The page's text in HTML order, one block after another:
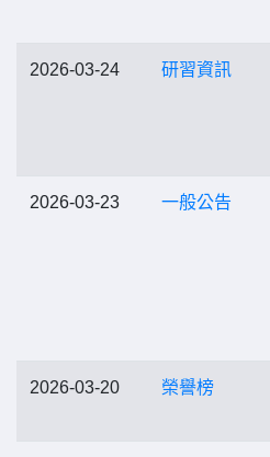
2026-03-24 研習資訊
2026-03-23 一般公告
2026-03-20 榮譽榜